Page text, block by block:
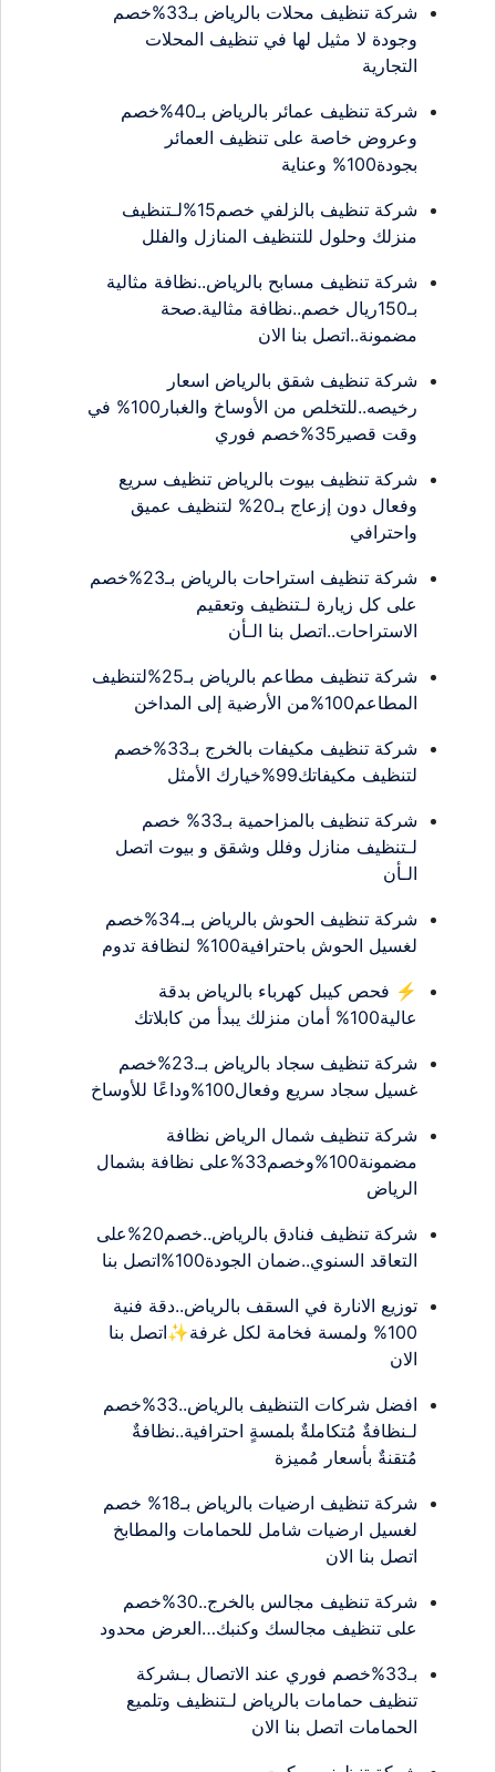
شركة تنظيف محلات بالرياض بـ33%خصم
وجودة لا مثيل لها في تنظيف المحلات
التجارية
شركة تنظيف عمائر بالرياض بـ40%خصم
وعروض خاصة على تنظيف العمائر
بجودة100% وعناية
شركة تنظيف بالزلفي خصم15%لـتنظيف
منزلك وحلول للتنظيف المنازل والفلل
شركة تنظيف مسابح بالرياض..نظافة مثالية
بـ150ريال خصم..نظافة مثالية.صحة
مضمونة..اتصل بنا الان
شركة تنظيف شقق بالرياض اسعار
رخيصه..للتخلص من الأوساخ والغبار100% في
وقت قصير35%خصم فوري
شركة تنظيف بيوت بالرياض تنظيف سريع
وفعال دون إزعاج بـ20% لتنظيف عميق
واحترافي
شركة تنظيف استراحات بالرياض بـ23%خصم
على كل زيارة لـتنظيف وتعقيم
الاستراحات..اتصل بنا الـأن
شركة تنظيف مطاعم بالرياض بـ25%لتنظيف
المطاعم100%من الأرضية إلى المداخن
شركة تنظيف مكيفات بالخرج بـ33%خصم
لتنظيف مكيفاتك99%خيارك الأمثل
شركة تنظيف بالمزاحمية بـ33% خصم
لـتنظيف منازل وفلل وشقق و بيوت اتصل
الـأن
شركة تنظيف الحوش بالرياض بـ.34%خصم
لغسيل الحوش باحترافية100% لنظافة تدوم
⚡ فحص كيبل كهرباء بالرياض بدقة
عالية100% أمان منزلك يبدأ من كابلاتك
شركة تنظيف سجاد بالرياض بـ.23%خصم
غسيل سجاد سريع وفعال100%وداعًا للأوساخ
شركة تنظيف شمال الرياض نظافة
مضمونة100%وخصم33%على نظافة بشمال
الرياض
شركة تنظيف فنادق بالرياض..خصم20%على
التعاقد السنوي..ضمان الجودة100%اتصل بنا
توزيع الانارة في السقف بالرياض..دقة فنية
100% ولمسة فخامة لكل غرفة✨اتصل بنا
الان
افضل شركات التنظيف بالرياض..33%خصم
لـنظافةٌ مُتكاملةٌ بلمسةٍ احترافية..نظافةٌ
مُتقنةٌ بأسعار مُميزة
شركة تنظيف ارضيات بالرياض بـ18% خصم
لغسيل ارضيات شامل للحمامات والمطابخ
اتصل بنا الان
شركة تنظيف مجالس بالخرج..30%خصم
على تنظيف مجالسك وكنبك…العرض محدود
بـ33%خصم فوري عند الاتصال بـشركة
تنظيف حمامات بالرياض لـتنظيف وتلميع
الحمامات اتصل بنا الان